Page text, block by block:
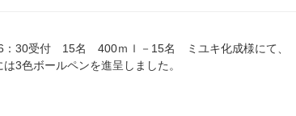
受付 15名 400ｍｌ－15名 ミユキ化成様にて、
は3色ボールペンを進呈しました。